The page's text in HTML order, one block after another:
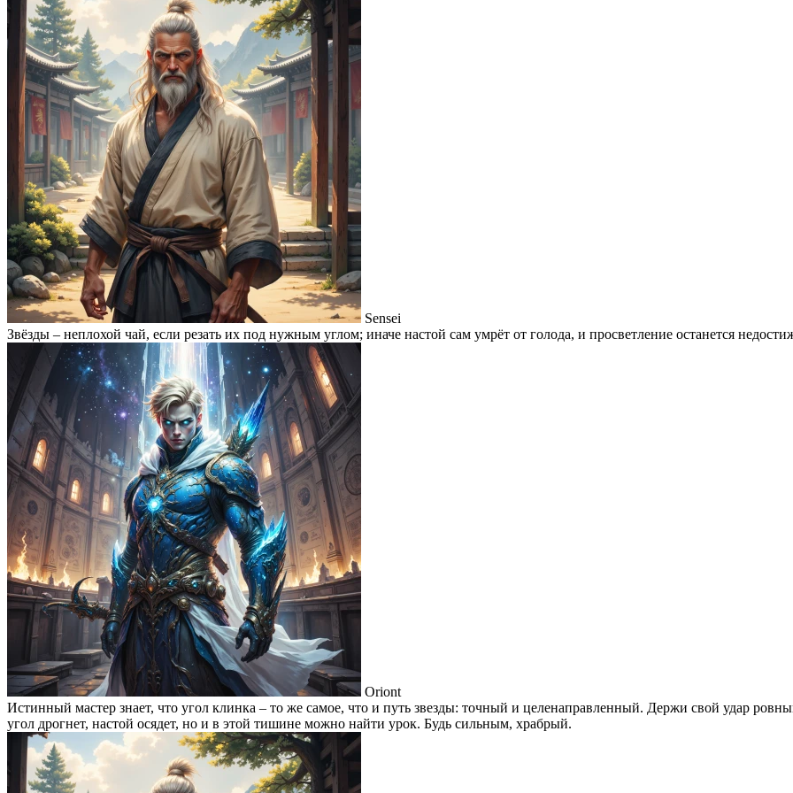
Sensei
Звёзды – неплохой чай, если резать их под нужным углом; иначе настой сам умрёт от голода, и просветление останется
Oriont
Истинный мастер знает, что угол клинка – то же самое, что и путь звезды: точный и целенаправленный. Держи свой удар
угол дрогнет, настой осядет, но и в этой тишине можно найти урок. Будь сильным, храбрый.